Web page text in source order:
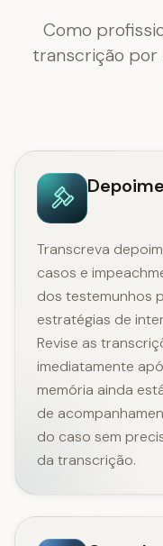
Como
transcrição por
Transcreva
casos e
dos testemunhos
estratégias de
Revise as
imediatamente
memória ainda
de
do caso sem
da transcrição.